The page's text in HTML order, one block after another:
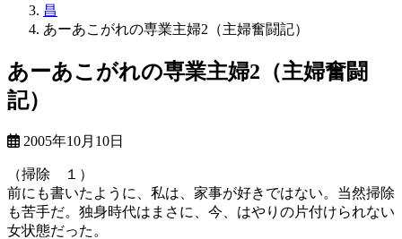
昌
あーあこがれの専業主婦2（主婦奮闘記）
あーあこがれの専業主婦2（主婦奮闘
記）
2005年10月10日
新
日
（掃除 １）
前にも書いたように、私は、家事が好きではない。当然掃除
も苦手だ。独身時代はまさに、今、はやりの片付けられない
女状態だった。